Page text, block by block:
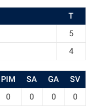
T
5
4
PIM SA GA
SV
0 0 0 0